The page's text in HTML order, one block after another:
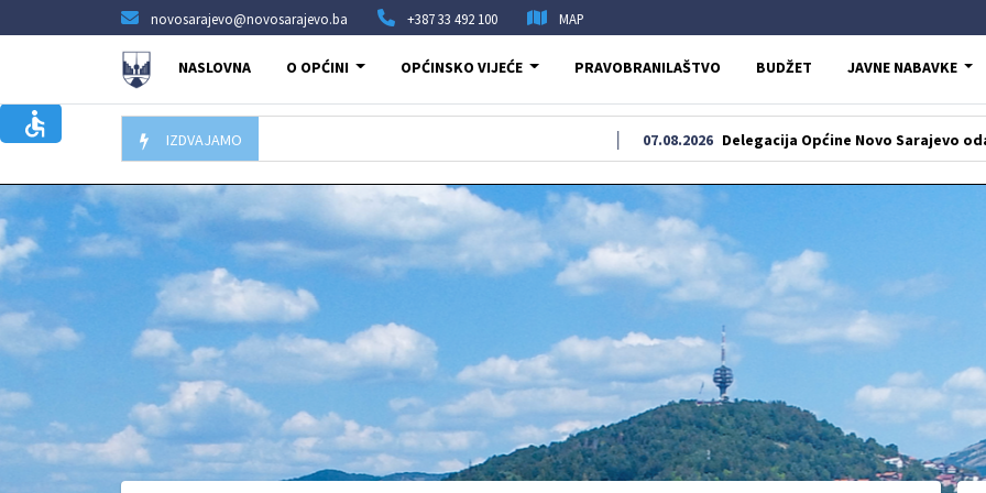
novosarajevo@novosarajevo.ba +387 33 492 100 MAP
NASLOVNA O OPĆINI OPĆINSKO VIJEĆE PRAVOBRANILAŠTVO BUDŽET JAVNE NABAVKE
IZDVAJAMO Delegacija Općine Novo Sarajevo odala